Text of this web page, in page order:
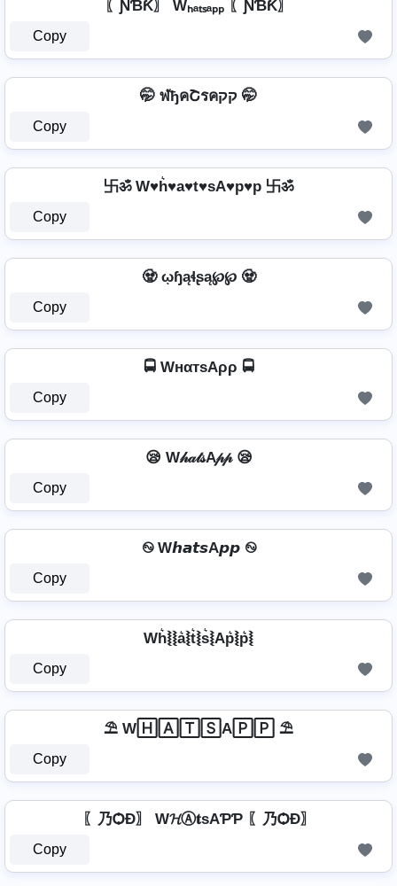
〖ƝƁƘ〗 Wₕₐₜₛₐₚₚ 〖ƝƁƘ〗
Copy
🤭 ฬђคՇรคקק 🤭
Copy
卐ॐ W♥h͛♥a♥t♥sA♥p♥p 卐ॐ
Copy
🧟 ῳɧąɬʂą℘℘ 🧟
Copy
🚍 WнαтѕAρρ 🚍
Copy
😪 W𝒽𝒶𝓉𝓈A𝓅𝓅 😪
Copy
࿊ W𝙝𝙖𝙩𝙨A𝙥𝙥 ࿊
Copy
Wh͛⦚⦚a͛⦚t͛⦚s͛⦚Ap͛⦚p͛⦚
Copy
⛱️ W🄷🄰🅃🅂A🄿🄿 ⛱️
Copy
〖乃ѺÐ〗 W𝓗Ⓐ𝐭ѕAƤƤ 〖乃ѺÐ〗
Copy